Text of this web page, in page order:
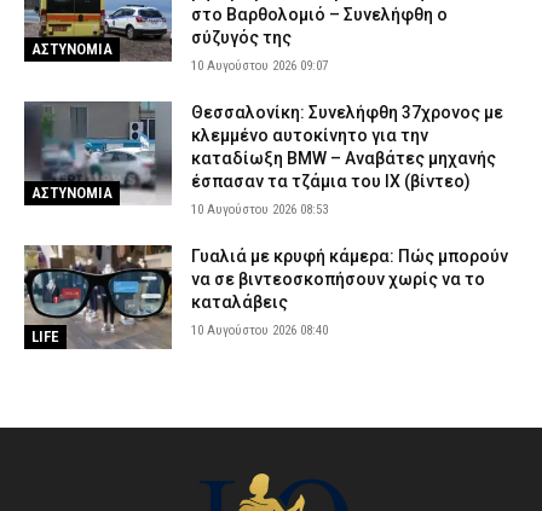
ΑΣΤΥΝΟΜΙΑ
στο Βαρθολομιό – Συνελήφθη ο
σύζυγός της
10 Αυγούστου 2026 09:07
ΑΣΤΥΝΟΜΙΑ
Θεσσαλονίκη: Συνελήφθη 37χρονος με
κλεμμένο αυτοκίνητο για την
καταδίωξη BMW – Αναβάτες μηχανής
έσπασαν τα τζάμια του ΙΧ (βίντεο)
10 Αυγούστου 2026 08:53
LIFE
Γυαλιά με κρυφή κάμερα: Πώς μπορούν
να σε βιντεοσκοπήσουν χωρίς να το
καταλάβεις
10 Αυγούστου 2026 08:40